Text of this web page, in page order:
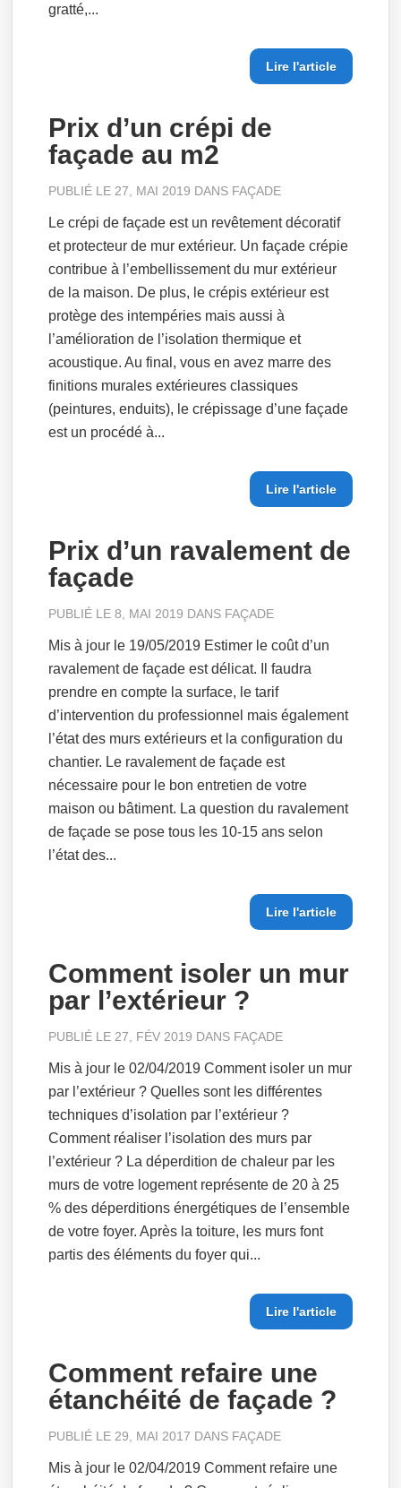
gratté,...
Lire l'article
Prix d’un crépi de
façade au m2
PUBLIÉ LE 27, MAI 2019 DANS FAÇADE
Le crépi de façade est un revêtement décoratif
et protecteur de mur extérieur. Un façade crépie
contribue à l’embellissement du mur extérieur
de la maison. De plus, le crépis extérieur est
protège des intempéries mais aussi à
l’amélioration de l’isolation thermique et
acoustique. Au final, vous en avez marre des
finitions murales extérieures classiques
(peintures, enduits), le crépissage d’une façade
est un procédé à...
Lire l'article
Prix d’un ravalement de
façade
PUBLIÉ LE 8, MAI 2019 DANS FAÇADE
Mis à jour le 19/05/2019 Estimer le coût d’un
ravalement de façade est délicat. Il faudra
prendre en compte la surface, le tarif
d’intervention du professionnel mais également
l’état des murs extérieurs et la configuration du
chantier. Le ravalement de façade est
nécessaire pour le bon entretien de votre
maison ou bâtiment. La question du ravalement
de façade se pose tous les 10-15 ans selon
l’état des...
Lire l'article
Comment isoler un mur
par l’extérieur ?
PUBLIÉ LE 27, FÉV 2019 DANS FAÇADE
Mis à jour le 02/04/2019 Comment isoler un mur
par l’extérieur ? Quelles sont les différentes
techniques d’isolation par l’extérieur ?
Comment réaliser l’isolation des murs par
l’extérieur ? La déperdition de chaleur par les
murs de votre logement représente de 20 à 25
% des déperditions énergétiques de l’ensemble
de votre foyer. Après la toiture, les murs font
partis des éléments du foyer qui...
Lire l'article
Comment refaire une
étanchéité de façade ?
PUBLIÉ LE 29, MAI 2017 DANS FAÇADE
Mis à jour le 02/04/2019 Comment refaire une